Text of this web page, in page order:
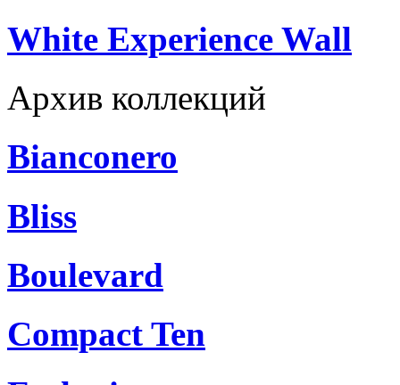
White Experience Wall
Архив коллекций
Bianconero
Bliss
Boulevard
Compact Ten